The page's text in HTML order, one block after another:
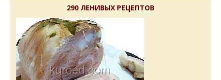
290 ЛЕНИВЫХ РЕЦЕПТОВ